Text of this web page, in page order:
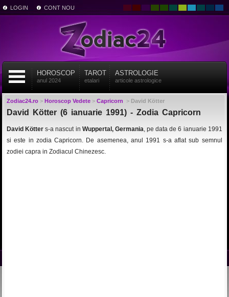
LOGIN CONT NOU
HOROSCOP
anul 2024
TAROT
etalari
ASTROLOGIE
articole astrologice
Zodiac24.ro> Horoscop Vedete> Capricorn > David Kötter
David Kötter (6 ianuarie 1991) - Zodia Capricorn
David Kötter s-a nascut in Wuppertal, Germania, pe data de 6 ianuarie 1991
si este in zodia Capricorn. De asemenea, anul 1991 s-a aflat sub semnul
zodiei capra in Zodiacul Chinezesc.